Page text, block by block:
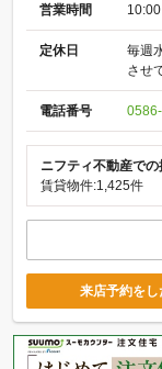
営業時間
定休日
毎週
させ
電話番号
ニフティ不動産で
賃貸物件:1,425件
来店予約をし